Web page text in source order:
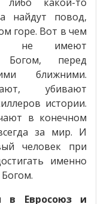
найдут повод,
горе. Вот в чем
не имеют
Богом, перед
ближними.
убивают
истории.
в конечном
за мир. И
человек при
именно
в Евросоюз и